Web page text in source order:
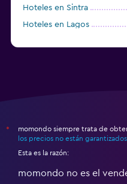
Hoteles en Sintra
Hoteles en Lagos
*
momondo siempre trata de
los precios no están garantizados
Esta es la razón:
momondo no es el